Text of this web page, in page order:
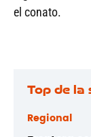
el conato.
Top de la
Regional